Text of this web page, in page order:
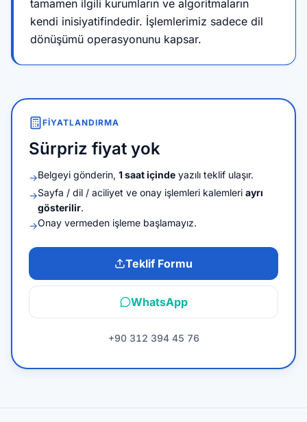
tamamen ilgili kurumların ve algoritmaların
kendi inisiyatifindedir. İşlemlerimiz sadece dil
dönüşümü operasyonunu kapsar.
FIYATLANDIRMA
Sürpriz fiyat yok
→Belgeyi gönderin, 1 saat içinde yazılı teklif ulaşır.
→Sayfa / dil / aciliyet ve onay işlemleri kalemleri ayrı
gösterilir.
→Onay vermeden işleme başlamayız.
Teklif Formu
WhatsApp
+90 312 394 45 76